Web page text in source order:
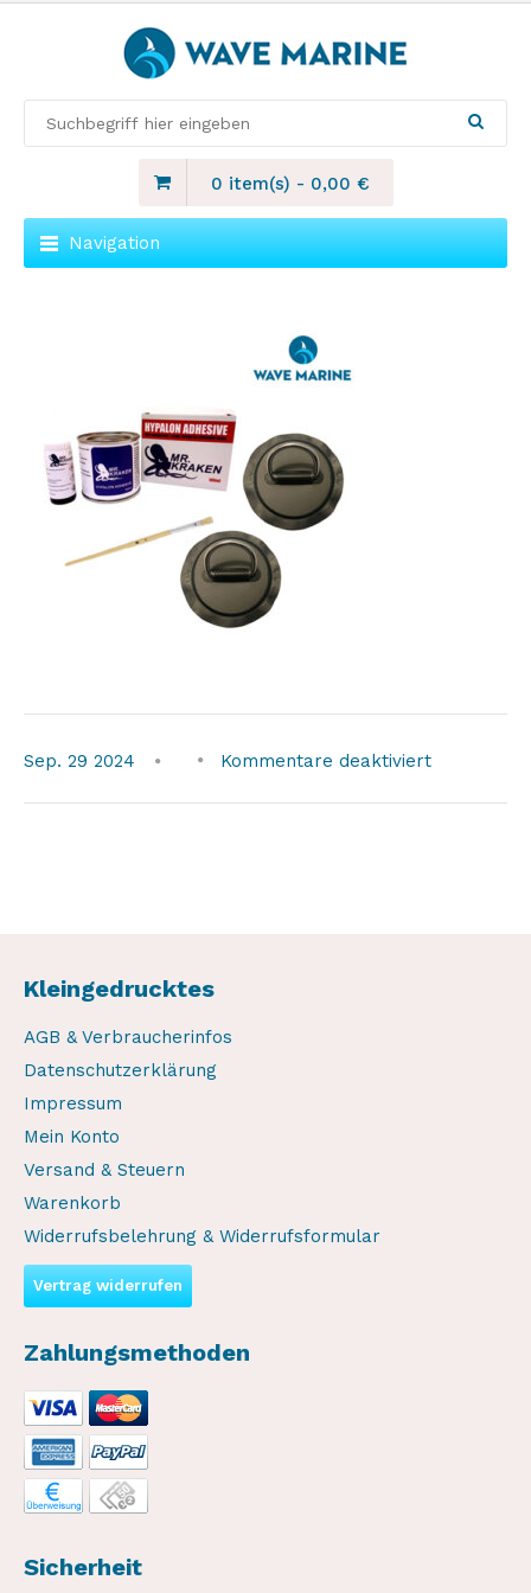
0 item(s) - 0,00 €
Navigation
Sep. 29 2024 Kommentare deaktiviertfür
Kleingedrucktes
AGB & Verbraucherinfos
Datenschutzerklärung
Impressum
Mein Konto
Versand & Steuern
Warenkorb
Widerrufsbelehrung & Widerrufsformular
Vertrag widerrufen
Zahlungsmethoden
Sicherheit